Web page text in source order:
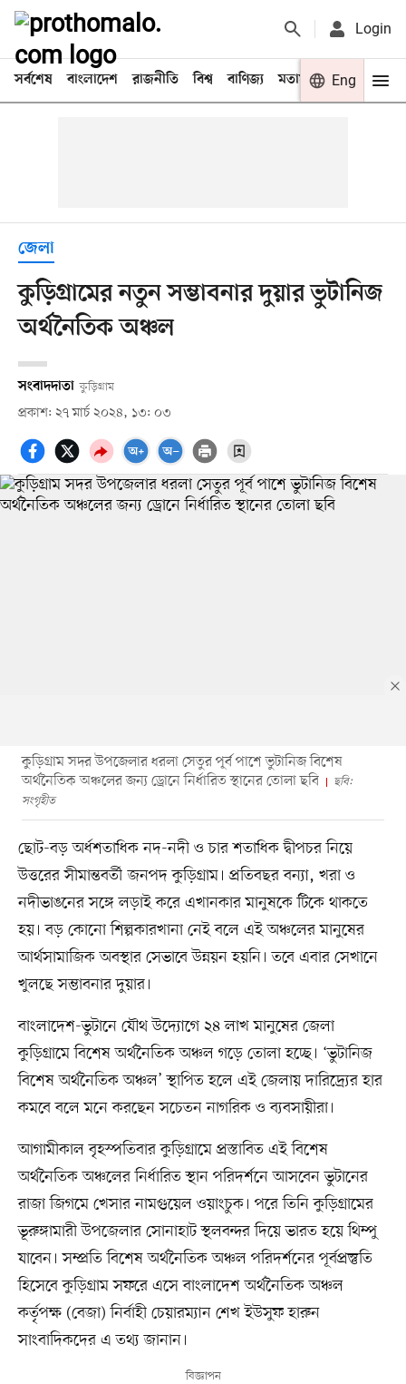
Login
সর্বশেষ বাংলাদেশ রাজনীতি বিশ্ব বাণিজ্য মতামত খেলা
Eng
জেলা
কুড়িগ্রামের নতুন সম্ভাবনার দুয়ার ভুটানিজ
অর্থনৈতিক অঞ্চল
সংবাদদাতা কুড়িগ্রাম
প্রকাশ: ২৭ মার্চ ২০২৪, ১৩: ০৩
কুড়িগ্রাম সদর উপজেলার ধরলা সেতুর পূর্ব পাশে ভুটানিজ বিশেষ
অর্থনৈতিক অঞ্চলের জন্য ড্রোনে নির্ধারিত স্থানের তোলা ছবি
ছবি:
সংগৃহীত
ছোট-বড় অর্ধশতাধিক নদ-নদী ও চার শতাধিক দ্বীপচর নিয়ে
উত্তরের সীমান্তবর্তী জনপদ কুড়িগ্রাম। প্রতিবছর বন্যা, খরা ও
নদীভাঙনের সঙ্গে লড়াই করে এখানকার মানুষকে টিকে থাকতে
হয়। বড় কোনো শিল্পকারখানা নেই বলে এই অঞ্চলের মানুষের
আর্থসামাজিক অবস্থার সেভাবে উন্নয়ন হয়নি। তবে এবার সেখানে
খুলছে সম্ভাবনার দুয়ার।
বাংলাদেশ-ভুটানে যৌথ উদ্যোগে ২৪ লাখ মানুষের জেলা
কুড়িগ্রামে বিশেষ অর্থনৈতিক অঞ্চল গড়ে তোলা হচ্ছে। ‘ভুটানিজ
বিশেষ অর্থনৈতিক অঞ্চল’ স্থাপিত হলে এই জেলায় দারিদ্র্যের হার
কমবে বলে মনে করছেন সচেতন নাগরিক ও ব্যবসায়ীরা।
আগামীকাল বৃহস্পতিবার কুড়িগ্রামে প্রস্তাবিত এই বিশেষ
অর্থনৈতিক অঞ্চলের নির্ধারিত স্থান পরিদর্শনে আসবেন ভুটানের
রাজা জিগমে খেসার নামগুয়েল ওয়াংচুক। পরে তিনি কুড়িগ্রামের
ভূরুঙ্গামারী উপজেলার সোনাহাট স্থলবন্দর দিয়ে ভারত হয়ে থিম্পু
যাবেন। সম্প্রতি বিশেষ অর্থনৈতিক অঞ্চল পরিদর্শনের পূর্বপ্রস্তুতি
হিসেবে কুড়িগ্রাম সফরে এসে বাংলাদেশ অর্থনৈতিক অঞ্চল
কর্তৃপক্ষ (বেজা) নির্বাহী চেয়ারম্যান শেখ ইউসুফ হারুন
সাংবাদিকদের এ তথ্য জানান।